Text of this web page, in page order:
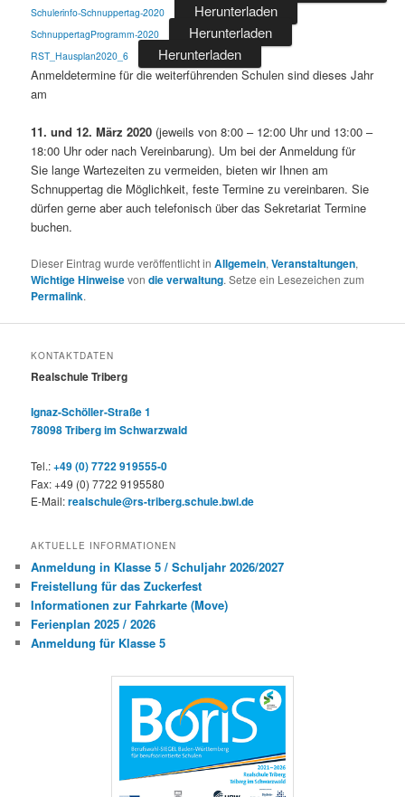
Schulerinfo-Schnuppertag-2020 Herunterladen
SchnuppertagProgramm-2020 Herunterladen
RST_Hausplan2020_6 Herunterladen
Anmeldetermine für die weiterführenden Schulen sind dieses Jahr
am
11. und 12. März 2020 (jeweils von 8:00 – 12:00 Uhr und 13:00 –
18:00 Uhr oder nach Vereinbarung). Um bei der Anmeldung für
Sie lange Wartezeiten zu vermeiden, bieten wir Ihnen am
Schnuppertag die Möglichkeit, feste Termine zu vereinbaren. Sie
dürfen gerne aber auch telefonisch über das Sekretariat Termine
buchen.
Dieser Eintrag wurde veröffentlicht inAllgemein,Veranstaltungen,
Wichtige Hinweisevondie verwaltung. Setze ein Lesezeichen zum
Permalink.
KONTAKTDATEN
Realschule Triberg
Ignaz-Schöller-Straße 1
78098 Triberg im Schwarzwald
Tel.:+49 (0) 7722 919555-0
Fax: +49 (0) 7722 9195580
E-Mail:realschule@rs-triberg.schule.bwl.de
AKTUELLE INFORMATIONEN
Anmeldung in Klasse 5 / Schuljahr 2026/2027
Freistellung für das Zuckerfest
Informationen zur Fahrkarte (Move)
Ferienplan 2025 / 2026
Anmeldung für Klasse 5